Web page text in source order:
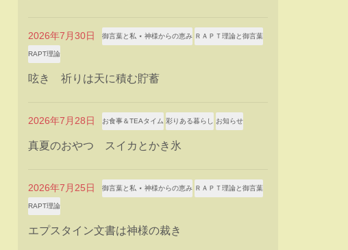
2026年7月30日 御言葉と私 ⋆ 神様からの恵み ＲＡＰＴ理論と御言葉
RAPT理論
呟き 祈りは天に積む貯蓄
2026年7月28日 お食事＆TEAタイム 彩りある暮らし お知らせ
真夏のおやつ スイカとかき氷
2026年7月25日 御言葉と私 ⋆ 神様からの恵み ＲＡＰＴ理論と御言葉
RAPT理論
エプスタイン文書は神様の裁き